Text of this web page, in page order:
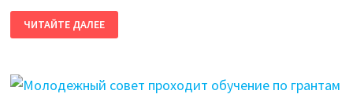
КОМИССИЯ
ОПРЕДЕЛИЛА
ПОБЕДИТЕЛЕЙ
ЧИТАЙТЕ ДАЛЕЕ